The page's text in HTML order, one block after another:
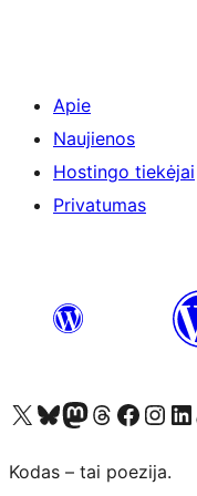
Apie
Naujienos
Hostingo tiekėjai
Privatumas
Visit our X (formerly Twitter) account
Apsilankykite mūsų Bluesky paskyroje
Visit our Mastodon account
Apsilankykite mūsų Threads
Visit our Facebook page
Visit ourVisit
Kodas – tai poezija.